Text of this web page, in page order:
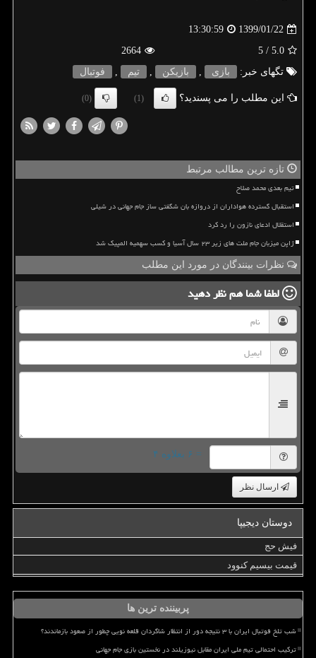
1399/01/22
13:30:59
5.0
/ 5
2664
تگهای خبر:
بازی , بازیكن , تیم , فوتبال
این مطلب را می پسندید؟ (1)
(0)
تازه ترین مطالب مرتبط
تیم بعدی محمد صلاح
استقبال گسترده هواداران از دروازه بان شگفتی ساز جام جهانی در شیلی
استقلال ادعای نازون را رد کرد
ژاپن میزبان جام ملت های زیر ۲۳ سال آسیا و کسب سهمیه المپیک شد
نظرات بینندگان در مورد این مطلب
لطفا شما همنظر دهید
= ۶ بعلاوه ۴
ارسال نظر
دوستان دیجیپا
فیش حج
قیمت بیسیم کنوود
پربیننده ترین ها
شب تلخ فوتبال ایران با ۳ نتیجه دور از انتظار شاگردان قلعه نویی چطور از صعود بازماندند؟
ترکیب احتمالی تیم ملی ایران مقابل نیوزیلند در نخستین بازی جام جهانی